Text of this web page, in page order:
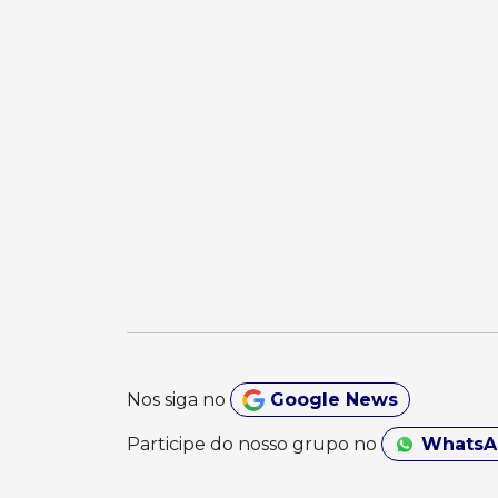
Nos siga no Google News
Participe do nosso grupo no